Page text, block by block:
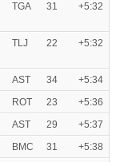
TGA 31 +5:32
TLJ 22 +5:32
AST 34
+5:34
ROT 23
+5:36
AST 29
+5:37
BMC 31
+5:38